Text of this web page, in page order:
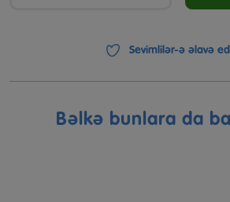
Sevimlilər-ə əlavə
Bəlkə bunlara da